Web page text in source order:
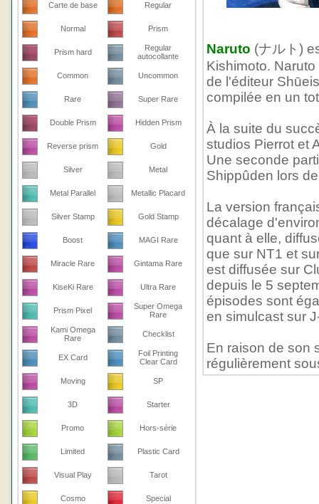
Carte de base Regular
Normal Prism
Prism hard
Regular
autocollante
Common Uncommon
Rare Super Rare
Double Prism Hidden Prism
Reverse prism Gold
Silver Metal
Metal Parallel Metallic Placard
Silver Stamp Gold Stamp
Boost MAGI Rare
Miracle Rare Gintama Rare
KiseKi Rare Ultra Rare
Prism Pixel
Super Omega
Rare
Kami Omega
Rare
Checklist
EX Card
Foil Printing
Clear Card
Moving SP
3D Starter
Promo Hors-série
Limited Plastic Card
Visual Play Tarot
Cosmo Special
Naruto (ナルト)
Kishimoto.
de l'éditeur
compilée en un
À la suite du
studios Pierrot et
Une seconde
Shippûden lors
La version
décalage
quant à elle,
que sur NT1 et
est diffusée sur
depuis le 5
épisodes sont
en simulcast sur
En raison de son
régulièrement